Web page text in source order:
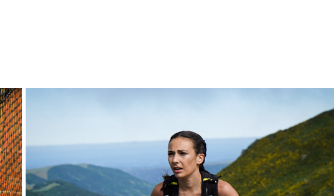
La Pastourelle
27/05/2022